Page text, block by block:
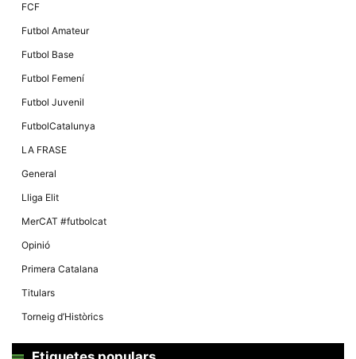
FCF
Futbol Amateur
Futbol Base
Futbol Femení
Futbol Juvenil
FutbolCatalunya
LA FRASE
General
Lliga Elit
MerCAT #futbolcat
Opinió
Primera Catalana
Titulars
Torneig d’Històrics